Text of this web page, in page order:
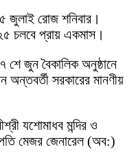
জুলাই রোজ শনিবার।
চলবে প্রায় একমাস।
শে জুন বৈকালিক অনুষ্ঠানে
অন্তবর্তী সরকারের মানণীয়
যশোমাধব মন্দির ও
মেজর জেনারেল (অব:)